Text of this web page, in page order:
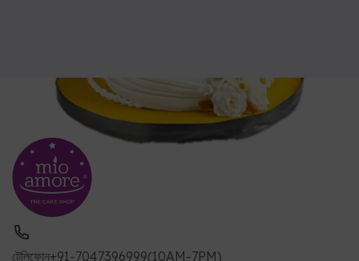
টেলিফোন+91-7047396999(10AM-7PM)